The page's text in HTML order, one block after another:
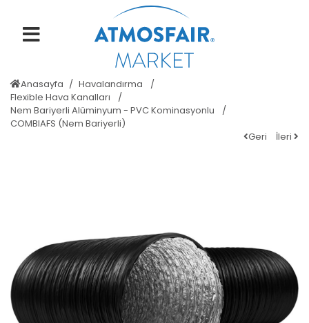
Anasayfa
Havalandırma
Flexible Hava Kanalları
Nem Bariyerli Alüminyum - PVC Kominasyonlu
COMBIAFS (Nem Bariyerli)
Geri
İleri